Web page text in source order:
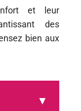
et leur
des
bien aux